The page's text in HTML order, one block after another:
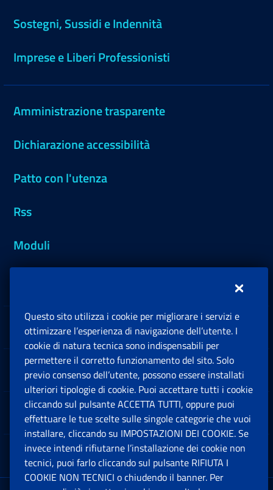
Sostegni, Sussidi e Indennità
Imprese e Liberi Professionisti
Amministrazione trasparente
Dichiarazione accessibilità
Patto con l'utenza
Rss
Moduli
Sedi e Contatti
Software
Note Legali
App mobile
Questo sito utilizza i cookie per migliorare i servizi e
ottimizzare l’esperienza di navigazione dell’utente. I
cookie di natura tecnica sono indispensabili per
permettere il corretto funzionamento del sito. Solo
previo consenso dell’utente, possono essere installati
ulteriori tipologie di cookie. Puoi accettare tutti i cookie
cliccando sul pulsante ACCETTA TUTTI, oppure puoi
effettuare le tue scelte sulle singole categorie che vuoi
installare, cliccando su IMPOSTAZIONI DEI COOKIE. Se
invece intendi rifiutarne l’installazione dei cookie non
tecnici, puoi farlo cliccando sul pulsante RIFIUTA I
COOKIE NON TECNICI o chiudendo il banner. Per